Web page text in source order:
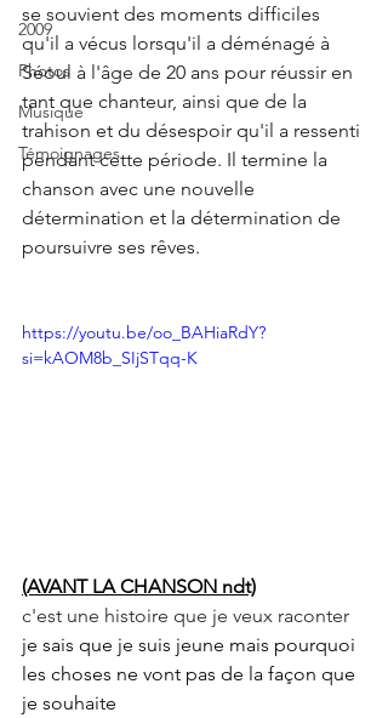
2009
Photos
Musique
Témoignages
se souvient des moments difficiles
qu'il a vécus lorsqu'il a déménagé à
Séoul à l'âge de 20 ans pour réussir en
tant que chanteur, ainsi que de la
trahison et du désespoir qu'il a ressenti
pendant cette période. Il termine la
chanson avec une nouvelle
détermination et la détermination de
poursuivre ses rêves.
https://youtu.be/oo_BAHiaRdY?
si=kAOM8b_SIjSTqq-K
(AVANT LA CHANSON ndt)
c'est une histoire que je veux raconter
je sais que je suis jeune mais pourquoi
les choses ne vont pas de la façon que
je souhaite